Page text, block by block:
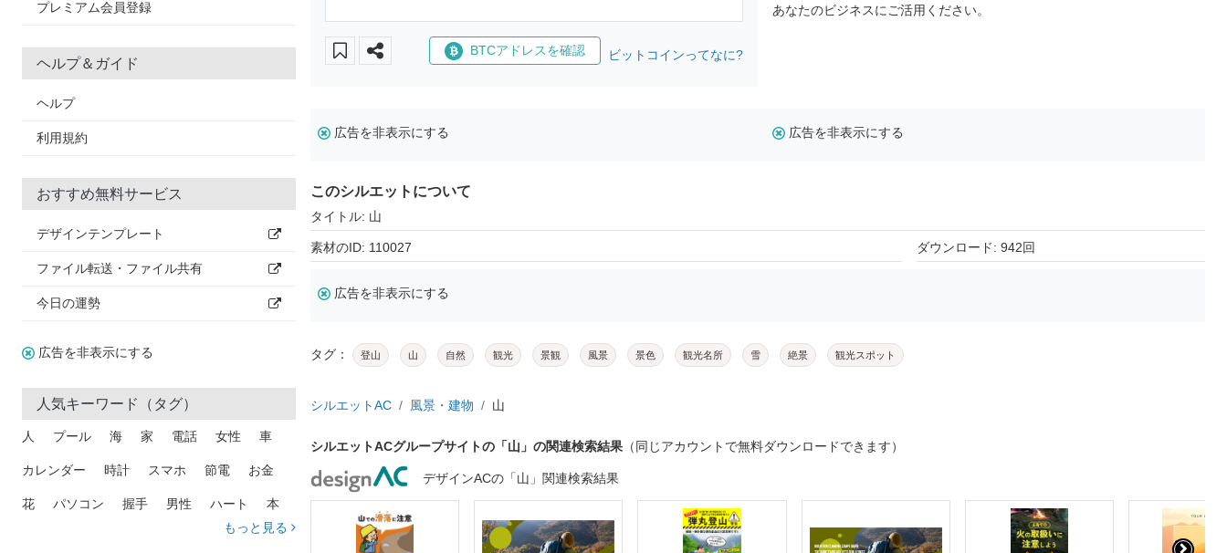
プレミアム会員登録
ヘルプ＆ガイド
ヘルプ
利用規約
おすすめ無料サービス
デザインテンプレート
ファイル転送・ファイル共有
今日の運勢
広告を非表示にする
人気キーワード（タグ）
人 プール 海 家 電話 女性 車
カレンダー 時計 スマホ 節電 お金
花 パソコン 握手 男性 ハート 本
トラック 木
もっと見る
BTCアドレスを確認 ビットコインってなに?
あなたのビジネスにご活用ください。
広告を非表示にする 広告を非表示にする
このシルエットについて
タイトル: 山
素材のID: 110027 ダウンロード: 942回
広告を非表示にする
タグ： 登山 山 自然 観光 景観 風景 景色 観光名所 雪 絶景 観光スポット
シルエットAC 風景・建物 山
シルエットACグループサイトの「山」の関連検索結果 （同じアカウントで無料ダウンロードできます）
デザインACの「山」関連検索結果